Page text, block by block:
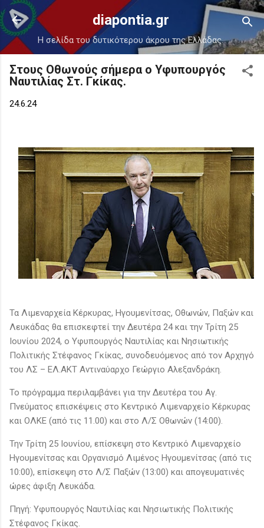
Μετάβαση στο κύριο περιεχόμενο
diapontia.gr
Η σελίδα του δυτικότερου άκρου της Ελλάδας.
Στους Οθωνούς σήμερα ο Υφυπουργός
Ναυτιλίας Στ. Γκίκας.
24.6.24
Τα Λιμεναρχεία Κέρκυρας, Ηγουμενίτσας, Οθωνών, Παξών και
Λευκάδας θα επισκεφτεί την Δευτέρα 24 και την Τρίτη 25
Ιουνίου 2024, ο Υφυπουργός Ναυτιλίας και Νησιωτικής
Πολιτικής Στέφανος Γκίκας, συνοδευόμενος από τον Αρχηγό
του ΛΣ – ΕΛ.ΑΚΤ Αντιναύαρχο Γεώργιο Αλεξανδράκη.
Το πρόγραμμα περιλαμβάνει για την Δευτέρα του Αγ.
Πνεύματος επισκέψεις στο Κεντρικό Λιμεναρχείο Κέρκυρας
και ΟΛΚΕ (από τις 11.00) και στο Λ/Σ Οθωνών (14:00).
Την Τρίτη 25 Ιουνίου, επίσκεψη στο Κεντρικό Λιμεναρχείο
Ηγουμενίτσας και Οργανισμό Λιμένος Ηγουμενίτσας (από τις
10:00), επίσκεψη στο Λ/Σ Παξών (13:00) και απογευματινές
ώρες άφιξη Λευκάδα.
Πηγή: Υφυπουργός Ναυτιλίας και Νησιωτικής Πολιτικής
Στέφανος Γκίκας.